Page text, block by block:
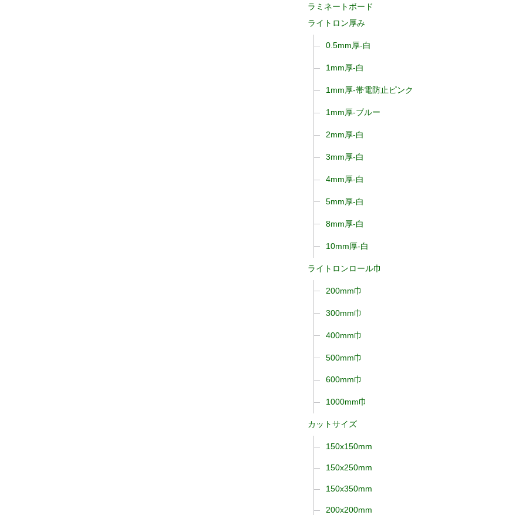
ラミネートボード
ライトロン厚み
0.5mm厚-白
1mm厚-白
1mm厚-帯電防止ピンク
1mm厚-ブルー
2mm厚-白
3mm厚-白
4mm厚-白
5mm厚-白
8mm厚-白
10mm厚-白
ライトロンロール巾
200mm巾
300mm巾
400mm巾
500mm巾
600mm巾
1000mm巾
カットサイズ
150x150mm
150x250mm
150x350mm
200x200mm